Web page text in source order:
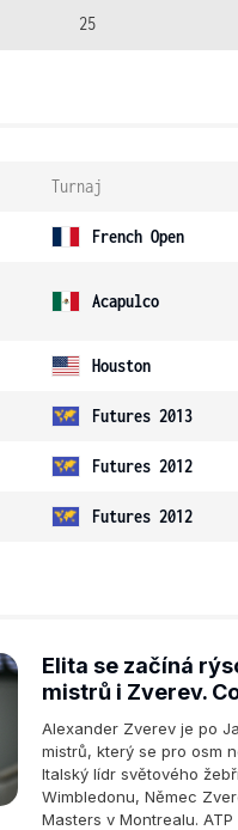
25
Turnaj
French Open
Acapulco
Houston
Futures 2013
Futures 2012
Futures 2012
Elita se začíná
mistrů i Zverev.
Alexander Zverev je po
mistrů, který se pro osm
Italský lídr světového
Wimbledonu, Němec
Masters v Montrealu.